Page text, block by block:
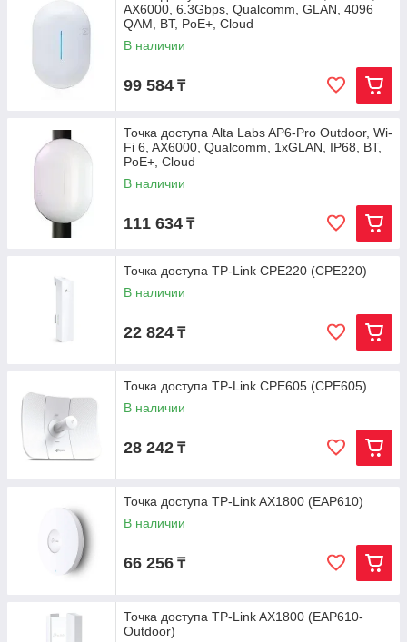
AX6000, 6.3Gbps, Qualcomm, GLAN, 4096
QAM, BT, PoE+, Cloud
В наличии
99 584 ₸
Точка доступа Alta Labs AP6-Pro Outdoor, Wi-
Fi 6, AX6000, Qualcomm, 1xGLAN, IP68, BT,
PoE+, Cloud
В наличии
111 634 ₸
Точка доступа TP-Link CPE220 (CPE220)
В наличии
22 824 ₸
Точка доступа TP-Link CPE605 (CPE605)
В наличии
28 242 ₸
Точка доступа TP-Link AX1800 (EAP610)
В наличии
66 256 ₸
Точка доступа TP-Link AX1800 (EAP610-
Outdoor)